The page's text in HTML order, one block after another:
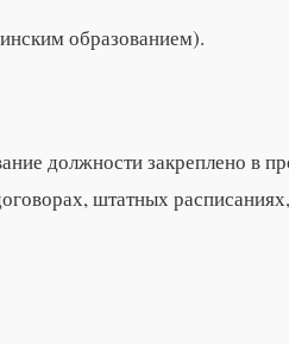
образованием).
должности закреплено в
штатных